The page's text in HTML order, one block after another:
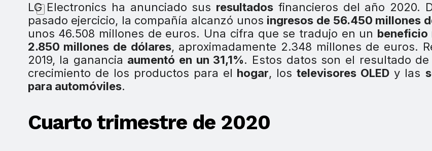
LG Electronics ha anunciado sus resultados financieros del año 2020.
pasado ejercicio, la compañía alcanzó unos ingresos de 56.450 millones
unos 46.508 millones de euros. Una cifra que se tradujo en un beneficio
2.850 millones de dólares, aproximadamente 2.348 millones de euros.
2019, la ganancia aumentó en un 31,1%. Estos datos son el resultado
crecimiento de los productos para el hogar, lostelevisores OLED y las
para automóviles.
Cuarto trimestre de 2020